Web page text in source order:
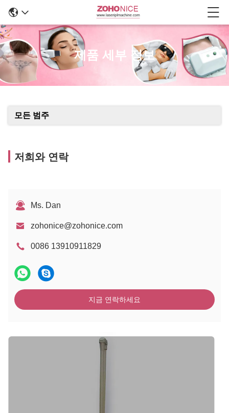
제품 세부 정보
모든 범주
저희와 연락
Ms. Dan
zohonice@zohonice.com
0086 13910911829
지금 연락하세요